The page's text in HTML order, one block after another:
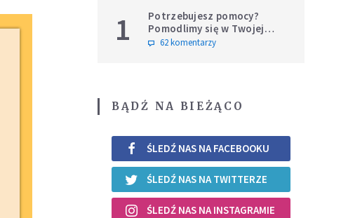
1
Potrzebujesz pomocy?
Pomodlimy się w Twojej
intencji
62 komentarzy
BĄDŹ NA BIEŻĄCO
ŚLEDŹ NAS NA FACEBOOKU
ŚLEDŹ NAS NA TWITTERZE
ŚLEDŹ NAS NA INSTAGRAMIE